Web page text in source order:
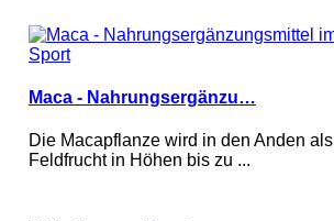
Maca - Nahrungsergänzu…
Die Macapflanze wird in den Anden als
Feldfrucht in Höhen bis zu ...